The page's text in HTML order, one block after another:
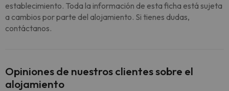
establecimiento. Toda la información de esta ficha está sujeta
a cambios por parte del alojamiento. Si tienes dudas,
contáctanos.
Opiniones de nuestros clientes sobre el
alojamiento